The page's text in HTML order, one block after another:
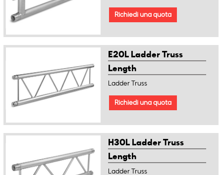
Richiedi una quota
E20L Ladder Truss
Length
Ladder Truss
Richiedi una quota
H30L Ladder Truss
Length
Ladder Truss